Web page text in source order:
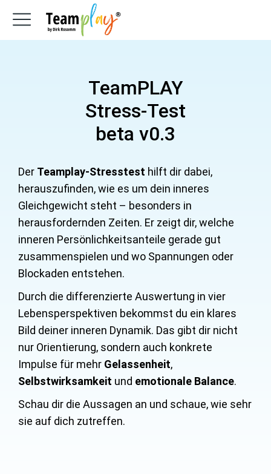
TeamPLAY
Stress-Test
beta v0.3
Der Teamplay-Stresstest hilft dir dabei,
herauszufinden, wie es um dein inneres
Gleichgewicht steht – besonders in
herausfordernden Zeiten. Er zeigt dir, welche
inneren Persönlichkeitsanteile gerade gut
zusammenspielen und wo Spannungen oder
Blockaden entstehen.
Durch die differenzierte Auswertung in vier
Lebensperspektiven bekommst du ein klares
Bild deiner inneren Dynamik. Das gibt dir nicht
nur Orientierung, sondern auch konkrete
Impulse für mehr Gelassenheit,
Selbstwirksamkeit und emotionale Balance.
Schau dir die Aussagen an und schaue, wie sehr
sie auf dich zutreffen.